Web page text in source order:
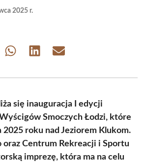
2025 r.
Share Share Share
się inauguracja I edycji
Smoczych Łodzi, które
2025 roku nad Jeziorem Klukom.
oraz Centrum Rekreacji i Sportu
imprezę, która ma na celu